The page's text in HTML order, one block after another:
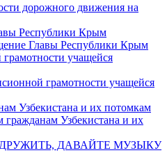
дорожного движения на
Главы Республики Крым
грамотности учащейся
Узбекистана и их